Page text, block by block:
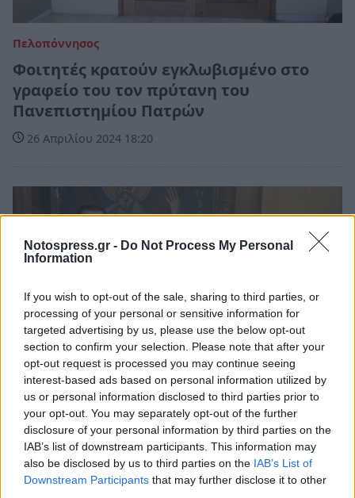
Notospress.gr - Do Not Process My Personal
Information
If you wish to opt-out of the sale, sharing to third parties, or
processing of your personal or sensitive information for
targeted advertising by us, please use the below opt-out
section to confirm your selection. Please note that after your
opt-out request is processed you may continue seeing
interest-based ads based on personal information utilized by
us or personal information disclosed to third parties prior to
your opt-out. You may separately opt-out of the further
disclosure of your personal information by third parties on the
IAB’s list of downstream participants. This information may
also be disclosed by us to third parties on the IAB’s List of
Downstream Participants that may further disclose it to other
Πελοπόννησος
Φοιτητές κρατούν εγκλωβισμένο στο
γραφείο του τον πρύτανη του
Πανεπιστημίου Πατρών
26 Απριλίου 2024 18:20
Πελοπόννησος
Σύσκεψη Θ. Βασιλόπουλου με τον
Πρύτανη Πανεπιστημίου Πατρών, Χ.
Μπούρα